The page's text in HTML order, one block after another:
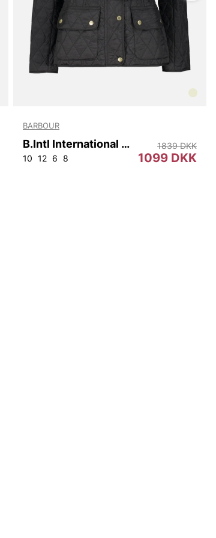
BARBOUR
B.Intl International Quilt
10 12 6 8 1099 DKK
1839 DKK